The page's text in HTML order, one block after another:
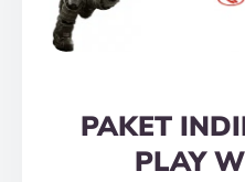
PAKET
PLAY